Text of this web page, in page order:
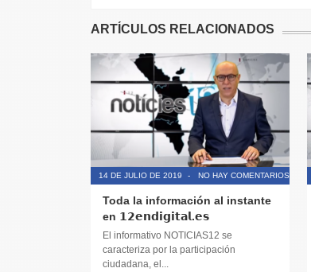
ARTÍCULOS RELACIONADOS
14 DE JULIO DE 2019 - NO HAY COMENTARIOS
Toda la información al instante
en 𝟭𝟮𝗲𝗻𝗱𝗶𝗴𝗶𝘁𝗮𝗹.𝗲𝘀
El informativo NOTICIAS12 se
caracteriza por la participación
ciudadana, el...